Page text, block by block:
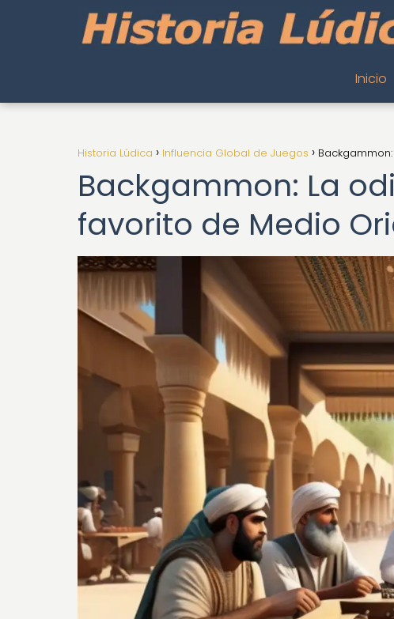
Inicio
Historia Lúdica Influencia Global de Juegos
Backgammon: La
favorito de Medio